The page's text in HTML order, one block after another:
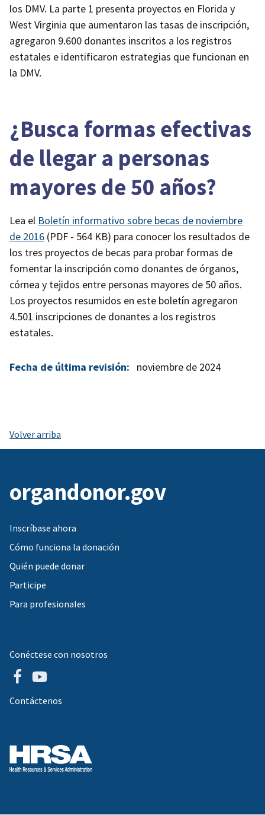
los DMV. La parte 1 presenta proyectos en Florida y
West Virginia que aumentaron las tasas de inscripción,
agregaron 9.600 donantes inscritos a los registros
estatales e identificaron estrategias que funcionan en
la DMV.
¿Busca formas efectivas
de llegar a personas
mayores de 50 años?
Lea el Boletín informativo sobre becas de noviembre
de 2016 (PDF - 564 KB) para conocer los resultados de
los tres proyectos de becas para probar formas de
fomentar la inscripción como donantes de órganos,
córnea y tejidos entre personas mayores de 50 años.
Los proyectos resumidos en este boletín agregaron
4.501 inscripciones de donantes a los registros
estatales.
Fecha de última revisión: noviembre de 2024
Volver arriba
organdonor.gov
Inscríbase ahora
Cómo funciona la donación
Quién puede donar
Participe
Para profesionales
Conéctese con nosotros
Contáctenos